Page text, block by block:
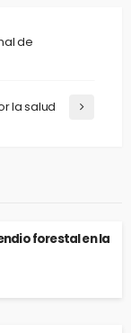
de
la salud
forestal en la